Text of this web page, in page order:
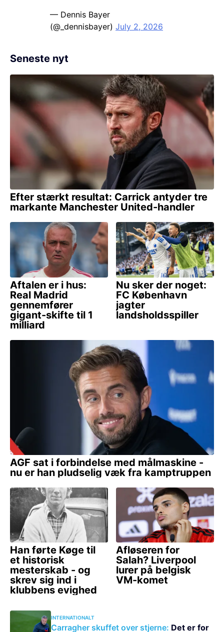
— Dennis Bayer
(@_dennisbayer) July 2, 2026
Seneste nyt
INTERNATIONALT
Carragher skuffet over stjerne: Det er for